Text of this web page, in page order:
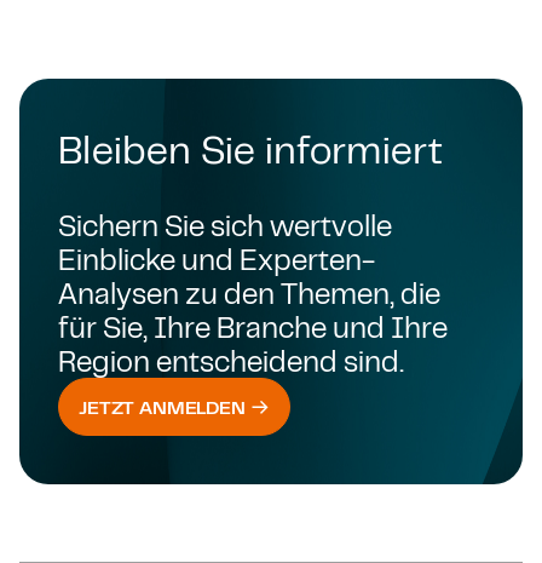
Bleiben Sie informiert
Sichern Sie sich wertvolle
Einblicke und Experten-
Analysen zu den Themen, die
für Sie, Ihre Branche und Ihre
Region entscheidend sind.
JETZT ANMELDEN